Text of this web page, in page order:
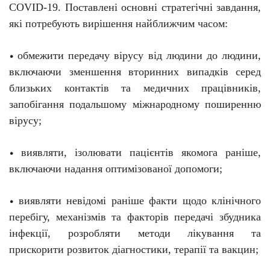
COVID-19. Поставлені основні стратегічні завдання,
які потребують вирішення найближчим часом:
•обмежити передачу вірусу від людини до людини,
включаючи зменшення вторинних випадків серед
близьких контактів та медичних працівників,
запобігання подальшому міжнародному поширенню
вірусу;
• виявляти, ізолювати пацієнтів якомога раніше,
включаючи надання оптимізованої допомоги;
• виявляти невідомі раніше факти щодо клінічного
перебігу, механізмів та факторів передачі збудника
інфекції, розробляти методи лікування та
прискорити розвиток діагностики, терапії та вакцин;